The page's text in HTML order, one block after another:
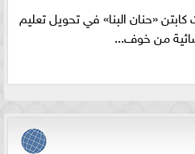
«حنان البنا» في تحويل تعليم
من خوف...